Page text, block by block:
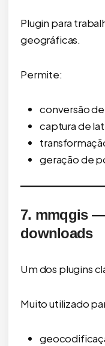
Plugin para
geográficas.
Permite:
conversão
captura de
geração de
7. mmqgis
downloads
Um dos plugins
Muito utilizado